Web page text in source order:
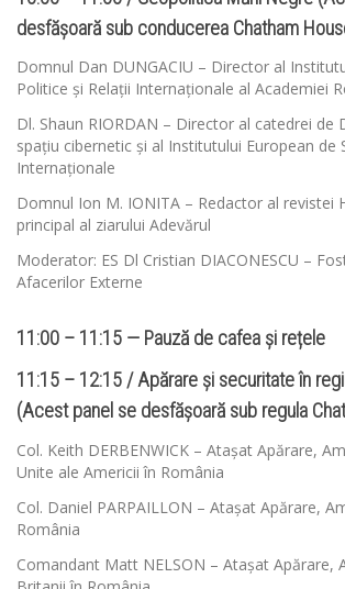
desfășoară sub conducerea Chatham
Domnul Dan DUNGACIU – Director al
Politice și Relații Internaționale al Academiei
Dl. Shaun RIORDAN – Director al catedrei de
spațiu cibernetic și al Institutului European de
Internaționale
Domnul Ion M. IONITA – Redactor al revistei
principal al ziarului Adevărul
Moderator: ES Dl Cristian DIACONESCU –
Afacerilor Externe
11:00 – 11:15 — Pauză de cafea și rețele
11:15 – 12:15 / Apărare și securitate în
(Acest panel se desfășoară sub regula
Col. Keith DERBENWICK – Atașat Apărare,
Unite ale Americii în România
Col. Daniel PARPAILLON – Atașat Apărare,
România
Comandant Matt NELSON – Atașat Apărare,